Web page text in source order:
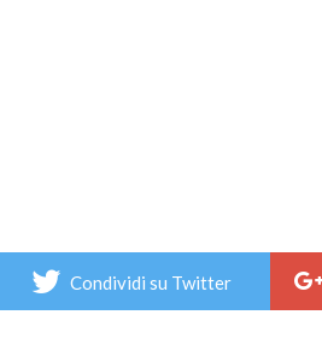
Condividi su Twitter